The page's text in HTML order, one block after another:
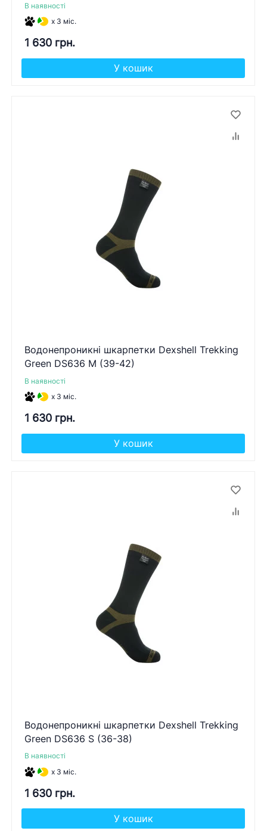
В наявності
x 3 міс.
1 630 грн.
У кошик
Водонепроникні шкарпетки Dexshell Trekking
Green DS636 M (39-42)
В наявності
x 3 міс.
1 630 грн.
У кошик
Водонепроникні шкарпетки Dexshell Trekking
Green DS636 S (36-38)
В наявності
x 3 міс.
1 630 грн.
У кошик